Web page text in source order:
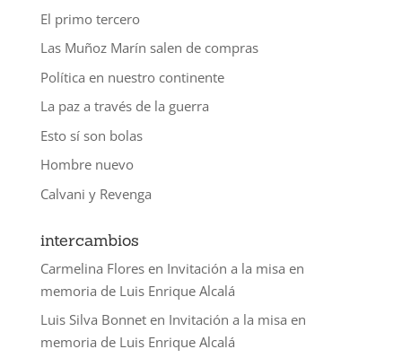
El primo tercero
Las Muñoz Marín salen de compras
Política en nuestro continente
La paz a través de la guerra
Esto sí son bolas
Hombre nuevo
Calvani y Revenga
intercambios
Carmelina Floresen Invitación a la misa en
memoria de Luis Enrique Alcalá
Luis Silva Bonneten Invitación a la misa en
memoria de Luis Enrique Alcalá